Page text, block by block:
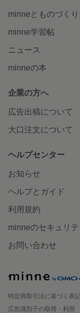
minneとものづくり
minne学習帖
ニュース
minneの本
企業の方へ
広告出稿について
大口注文について
ヘルプセンター
お知らせ
ヘルプとガイド
利用規約
minneのセキュリテ
お問い合わせ
特定商取引法に基づく表
広告識別子の取得・利用